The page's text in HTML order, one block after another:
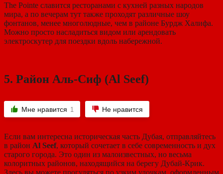
The Pointe славится ресторанами с кухней разных народов
мира, а по вечерам тут также проходят различные шоу
фонтанов, менее многолюдные, чем в районе Бурдж Халифа.
Можно просто насладиться видом или арендовать
электроскутер для поездки вдоль набережной.
5. Район Аль-Сиф (Al Seef)
Мне нравится 1 Не нравится
Если вам интересна историческая часть Дубая, отправляйтесь
в район Al Seef, который сочетает в себе современность и дух
старого города. Это один из малоизвестных, но весьма
колоритных районов, находящийся на берегу Дубай-Крик.